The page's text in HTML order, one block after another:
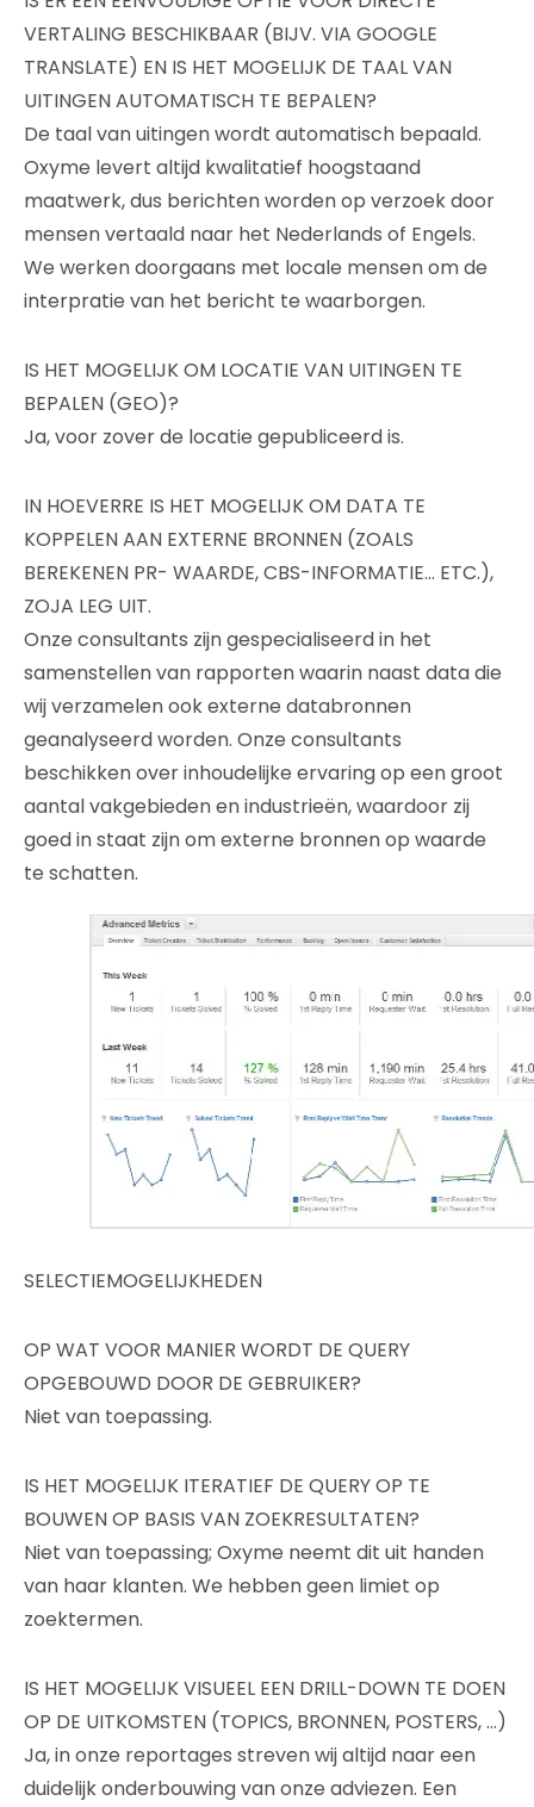
VERTALING BESCHIKBAAR (BIJV. VIA GOOGLE
TRANSLATE) EN IS HET MOGELIJK DE TAAL VAN
UITINGEN AUTOMATISCH TE BEPALEN?
De taal van uitingen wordt automatisch bepaald.
Oxyme levert altijd kwalitatief hoogstaand
maatwerk, dus berichten worden op verzoek door
mensen vertaald naar het Nederlands of Engels.
We werken doorgaans met locale mensen om de
interpratie van het bericht te waarborgen.
IS HET MOGELIJK OM LOCATIE VAN UITINGEN TE
BEPALEN (GEO)?
Ja, voor zover de locatie gepubliceerd is.
IN HOEVERRE IS HET MOGELIJK OM DATA TE
KOPPELEN AAN EXTERNE BRONNEN (ZOALS
BEREKENEN PR- WAARDE, CBS-INFORMATIE… ETC.),
ZOJA LEG UIT.
Onze consultants zijn gespecialiseerd in het
samenstellen van rapporten waarin naast data die
wij verzamelen ook externe databronnen
geanalyseerd worden. Onze consultants
beschikken over inhoudelijke ervaring op een groot
aantal vakgebieden en industrieën, waardoor zij
goed in staat zijn om externe bronnen op waarde
te schatten.
SELECTIEMOGELIJKHEDEN
OP WAT VOOR MANIER WORDT DE QUERY
OPGEBOUWD DOOR DE GEBRUIKER?
Niet van toepassing.
IS HET MOGELIJK ITERATIEF DE QUERY OP TE
BOUWEN OP BASIS VAN ZOEKRESULTATEN?
Niet van toepassing; Oxyme neemt dit uit handen
van haar klanten. We hebben geen limiet op
zoektermen.
IS HET MOGELIJK VISUEEL EEN DRILL-DOWN TE DOEN
OP DE UITKOMSTEN (TOPICS, BRONNEN, POSTERS, …)
Ja, in onze reportages streven wij altijd naar een
duidelijk onderbouwing van onze adviezen. Een